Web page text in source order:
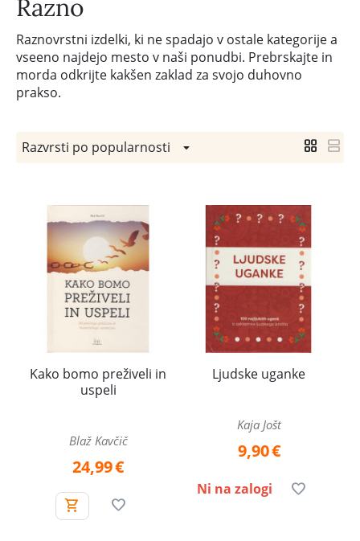
Razno
Raznovrstni izdelki, ki ne spadajo v ostale kategorije a
vseeno najdejo mesto v naši ponudbi. Prebrskajte in
morda odkrijte kakšen zaklad za svojo duhovno
prakso.
Razvrsti po popularnosti
Kako bomo preživeli in
uspeli
Blaž Kavčič
24,99€
Ljudske uganke
Kaja Jošt
9,90€
Ni na zalogi